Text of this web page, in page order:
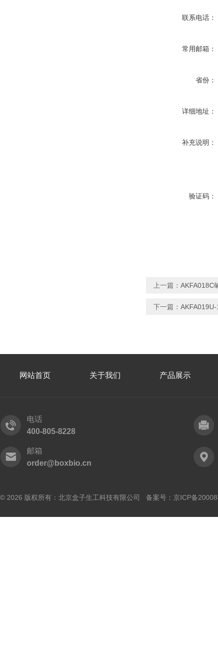
联系电话：
常用邮箱：
省份：
详细地址：
补充说明：
验证码：
上一篇： AKFA018C
下一篇：
网站首页 关于我们 产品展示
电话
400-805-8228
邮箱
order@boxbio.cn
© 2026 版权所有：北京盒子生工科技有限公司 备案号： 京ICP备